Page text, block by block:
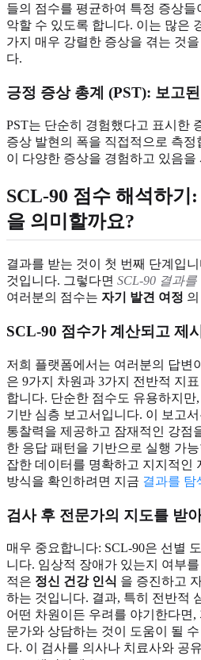
들의 점수를 평균하여 특정 증상
악할 수 있도록 합니다. 이는 많은
가지 매우 강렬한 증상을 겪는 것
다.
긍정 증상 총계 (PST): 보고
PST는 단순히 경험했다고 표시한
증상 발현의 폭을 직접적으로 측정
이 다양한 증상을 경험하고 있음을
SCL-90 점수 해석하기
을 의미할까요?
결과를 받는 것이 첫 번째 단계입
것입니다. 그렇다면 SCL-90 결과
여러분의 점수는 자기 발견 여정
SCL-90 점수가 계산되고 제
저희 플랫폼에서는 여러분의 답변
은 9가지 차원과 3가지 전반적 지
합니다. 단순한 점수도 유용하지
기반 심층 보고서입니다. 이 보고
통찰력을 제공하고 잠재적인 강점
한 응답 패턴을 기반으로 실행 가
잡한 데이터를 명확하고 지지적인
방식을 확인하려면 지금 결과를 탐
검사 후 전문가의 지도를 받
매우 중요합니다: SCL-90은 선별
니다. 임상적 장애가 있는지 여부
적은 정신 건강 인식 을 증진하고
하는 것입니다. 결과, 특히 전반적
어떤 차원이든 우려를 야기한다면,
문가와 상담하는 것이 도움이 될
다. 이 검사를 의사나 치료사와 공